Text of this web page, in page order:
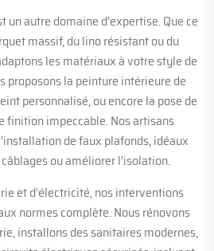
un autre domaine d’expertise. Que ce
massif, du lino résistant ou du
les matériaux à votre style de
proposons la peinture intérieure de
personnalisé, ou encore la pose de
finition impeccable. Nos artisans
de faux plafonds, idéaux
ou améliorer l’isolation.
et d’électricité, nos interventions
normes complète. Nous rénovons
installons des sanitaires modernes,